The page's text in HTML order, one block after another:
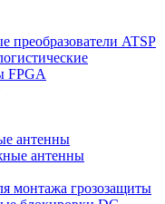
преобразователи ATSP
FPGA
антенны
антенны
монтажа грозозащиты